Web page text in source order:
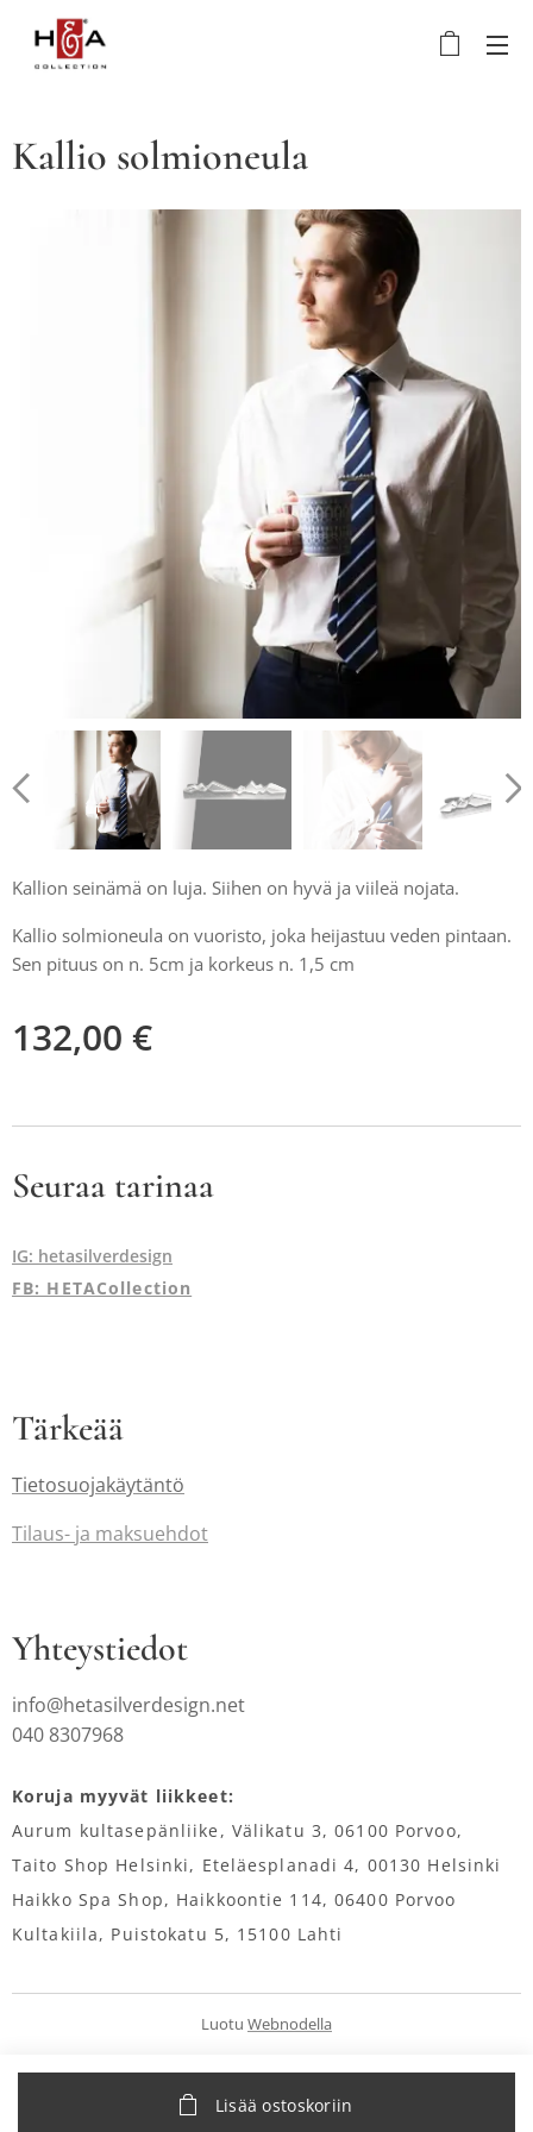
Kallio solmioneula
Kallion seinämä on luja. Siihen on hyvä ja viileä nojata.
Kallio solmioneula on vuoristo, joka heijastuu veden pintaan.
Sen pituus on n. 5cm ja korkeus n. 1,5 cm
132,00 €
Lisää ostoskoriin
Seuraa tarinaa
IG: hetasilverdesign
FB: HETACollection
Tärkeää
Tietosuojakäytäntö
Tilaus- ja maksuehdot
Yhteystiedot
info@hetasilverdesign.net
040 8307968
Koruja myyvät liikkeet:
Aurum kultasepänliike, Välikatu 3, 06100 Porvoo,
Taito Shop Helsinki, Eteläesplanadi 4, 00130 Helsinki
Haikko Spa Shop, Haikkoontie 114, 06400 Porvoo
Kultakiila, Puistokatu 5, 15100 Lahti
Luotu Webnodella